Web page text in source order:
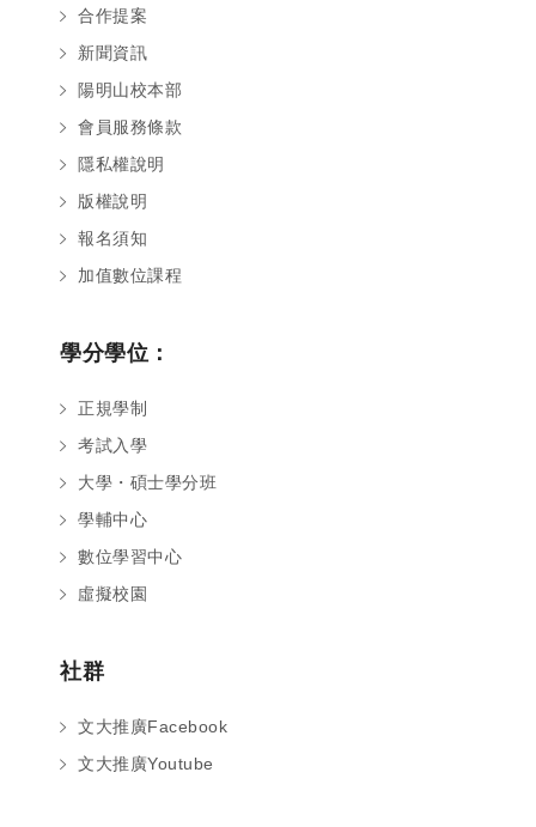
合作提案
新聞資訊
陽明山校本部
會員服務條款
隱私權說明
版權說明
報名須知
加值數位課程
學分學位：
正規學制
考試入學
大學・碩士學分班
學輔中心
數位學習中心
虛擬校園
社群
文大推廣Facebook
文大推廣Youtube